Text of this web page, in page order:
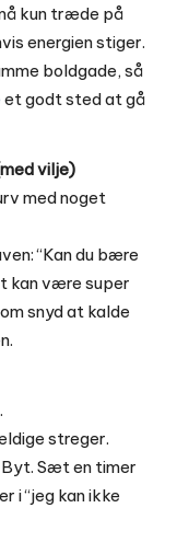
kun træde på
energien stiger.
boldgade, så
et godt sted at gå
vilje)
med noget
“Kan du bære
kan være super
snyd at kalde
streger.
Sæt en timer
i “jeg kan ikke